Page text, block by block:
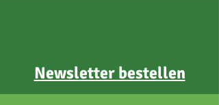
Newsletter bestellen